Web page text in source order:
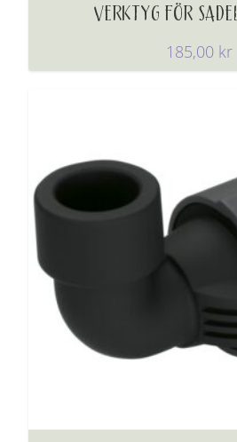
VERKTYG FÖR
185,00 kr